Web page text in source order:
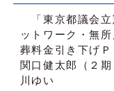
「東京都議会立
ットワーク・無
葬料金引き下げ
関口健太郎（２
川ゆい